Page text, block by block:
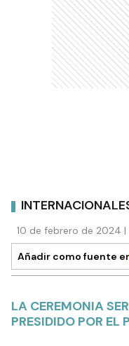
10 de febrero de 2024 |
Añadir como fuente
LA CEREMONIA
PRESIDIDO POR EL